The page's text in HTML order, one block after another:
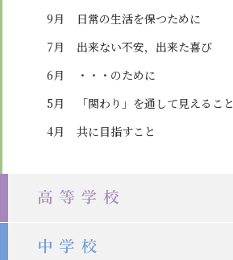
9月
日常の生活を保つために
7月
出来ない不安，出来た喜び
6月
・・・のために
5月
「関わり」を通して見えること
4月
共に目指すこと